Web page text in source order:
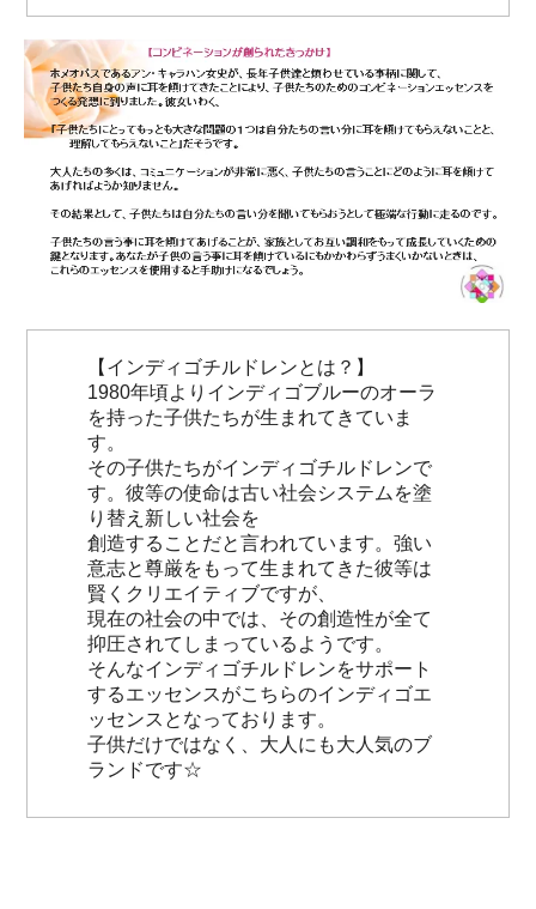
【インディゴチルドレンとは？】
1980年頃よりインディゴブルーのオーラ
を持った子供たちが生まれてきていま
す。
その子供たちがインディゴチルドレンで
す。彼等の使命は古い社会システムを塗
り替え新しい社会を
創造することだと言われています。強い
意志と尊厳をもって生まれてきた彼等は
賢くクリエイティブですが、
現在の社会の中では、その創造性が全て
抑圧されてしまっているようです。
そんなインディゴチルドレンをサポート
するエッセンスがこちらのインディゴエ
ッセンスとなっております。
子供だけではなく、大人にも大人気のブ
ランドです☆